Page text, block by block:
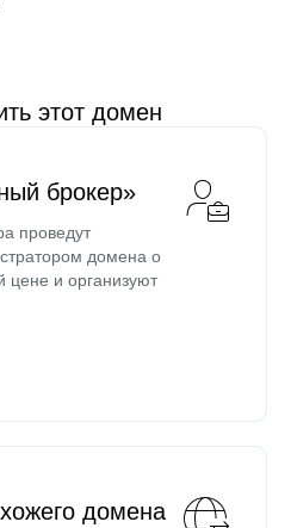
этот домен
брокер»
проведут
домена о
цене и организуют
домена